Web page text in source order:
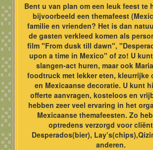
Bent u van plan om een leuk feest te
bijvoorbeeld een themafeest
familie en vrienden? Het is dan
de gasten verkleed komen als
film "From dusk till dawn",
upon a time in Mexico" of zo! U
slangen-act huren, maar ook
foodtruck met lekker eten, kleurrijke
en Mexicaanse decoratie. U kunt
offerte aanvragen, kosteloos en
hebben zeer veel ervaring in het
Mexicaanse themafeesten. Zo
optredens verzorgd voor
Desperados(bier),
anderen.